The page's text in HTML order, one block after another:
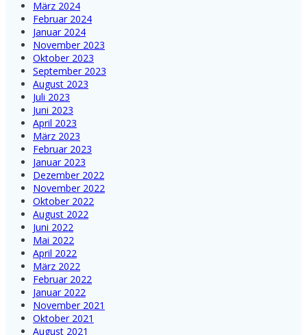
März 2024
Februar 2024
Januar 2024
November 2023
Oktober 2023
September 2023
August 2023
Juli 2023
Juni 2023
April 2023
März 2023
Februar 2023
Januar 2023
Dezember 2022
November 2022
Oktober 2022
August 2022
Juni 2022
Mai 2022
April 2022
März 2022
Februar 2022
Januar 2022
November 2021
Oktober 2021
August 2021